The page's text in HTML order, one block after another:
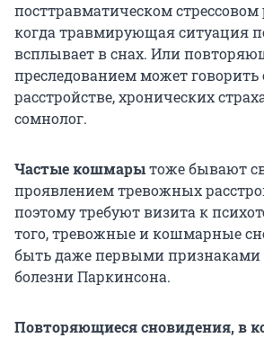
посттравматическом стрессовом
когда травмирующая ситуация
всплывает в снах. Или
преследованием может
расстройстве, хронических
сомнолог.
Частые кошмарытоже бывают
проявлением тревожных
поэтому требуют визита к
того, тревожные и кошмарные
быть даже первыми
болезни Паркинсона.
Повторяющиеся сновидения, в